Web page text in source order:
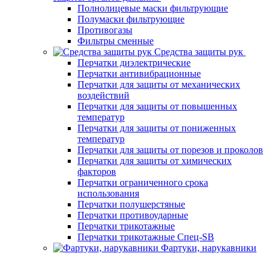
Полнолицевые маски фильтрующие
Полумаски фильтрующие
Противогазы
Фильтры сменные
Средства защиты рук
Перчатки диэлектрические
Перчатки антивибрационные
Перчатки для защиты от механических
воздействий
Перчатки для защиты от повышенных
температур
Перчатки для защиты от пониженных
температур
Перчатки для защиты от порезов и проколов
Перчатки для защиты от химических
факторов
Перчатки ограниченного срока
использования
Перчатки полушерстяные
Перчатки противоударные
Перчатки трикотажные
Перчатки трикотажные Спец-SB
Фартуки, нарукавники